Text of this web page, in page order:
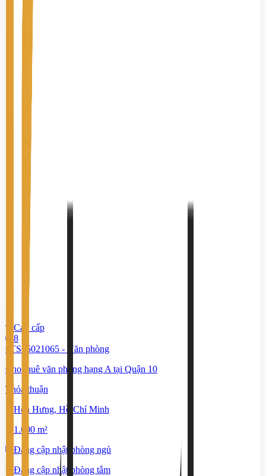
Cao cấp
8
#TS65021065 -
Văn phòng
Cho thuê văn phòng hạng A tại Quận 10
Thỏa thuận
Hòa Hưng, Hồ Chí Minh
1.000 m²
Đang cập nhật phòng ngủ
Đang cập nhật phòng tắm